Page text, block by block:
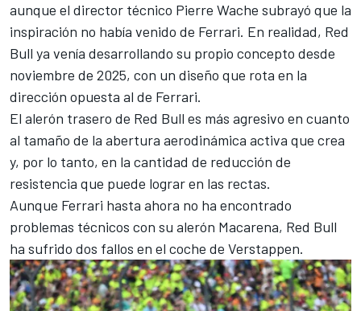
aunque el director técnico Pierre Wache subrayó que la
inspiración no había venido de Ferrari. En realidad, Red
Bull ya venía desarrollando su propio concepto desde
noviembre de 2025, con un diseño que rota en la
dirección opuesta al de Ferrari.
El alerón trasero de Red Bull es más agresivo en cuanto
al tamaño de la abertura aerodinámica activa que crea
y, por lo tanto, en la cantidad de reducción de
resistencia que puede lograr en las rectas.
Aunque Ferrari hasta ahora no ha encontrado
problemas técnicos con su alerón Macarena, Red Bull
ha sufrido dos fallos en el coche de Verstappen.